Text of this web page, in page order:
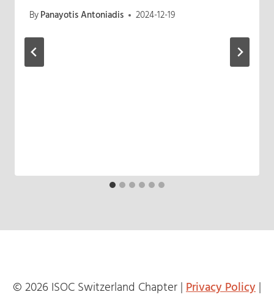
ByPanayotis Antoniadis 2024-12-19
© 2026 ISOC Switzerland Chapter | Privacy Policy |